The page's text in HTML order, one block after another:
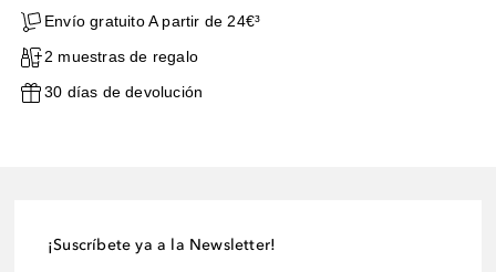
Envío gratuito A partir de 24€³
2 muestras de regalo
30 días de devolución
¡Suscríbete ya a la Newsletter!